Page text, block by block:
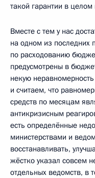
такой гарантии в
Вместе с тем у нас
на одном из последних
по расходованию
предусмотрены в
некую
и считаем, что
средств по месяцам
антикризисным
есть определённые
министерствами и
восстанавливать,
жёстко указал совсем
отдельных ведомств, в